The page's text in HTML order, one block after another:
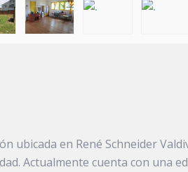
ubicada en René Schneider
Actualmente cuenta con una